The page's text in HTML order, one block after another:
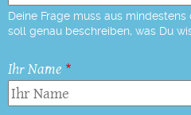
Deine Frage muss aus
soll genau beschreiben, was Du
Ihr Name